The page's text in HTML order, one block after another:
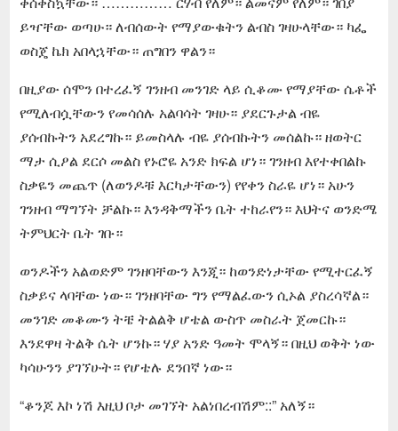
ይዣቸው ወጣሁ። ለብሰውት የማያውቁትን ልብስ ገዛሁላቸው። ካፌ
ወስጄ ኬክ አበላኋቸው። ጠግበን ዋልን።
በዚያው ሰሞን በተረፈኝ ገንዘብ መንገድ ላይ ሲቆሙ የማያቸው ሴቶች
የሚለብሷቸውን የመሳሰሉ አልባሳት ገዛሁ። ያደርጉታል ብዬ
ያሰብኩትን አደረግኩ። ይመስላሉ ብዬ ያሰብኩትን መሰልኩ። ዘወትር
ማታ ሲዖል ደርሶ መልስ የኑሮዬ አንድ ክፍል ሆነ። ገንዘብ እየተቀበልኩ
ስቃዬን መጨጥ (ለወንዶቹ እርካታቸውን) የየቀን ስራዬ ሆነ። አሁን
ገንዘብ ማግኘት ቻልኩ። እንዳቅማችን ቤት ተከራየን። እህትና ወንድሜ
ትምህርት ቤት ገቡ።
ወንዶችን አልወድም ገንዘባቸውን እንጂ። ከወንድነታቸው የሚተርፈኝ
ስቃይና ላባቸው ነው። ገንዘባቸው ግን የማልፈውን ሲኦል ያስረሳኛል።
መንገድ መቆሙን ትቼ ትልልቅ ሆቴል ውስጥ መስራት ጀመርኩ።
እንደዋዛ ትልቅ ሴት ሆንኩ። ሃያ አንድ ዓመት ሞላኝ። በዚህ ወቅት ነው
ካሳሁንን ያገኘሁት። የሆቴሉ ደንበኛ ነው።
“ቆንጆ እኮ ነሽ እዚህ ቦታ መገኘት አልነበረብሽም::” አለኝ።